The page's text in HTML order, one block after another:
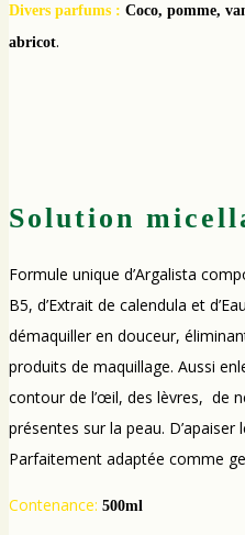
Divers parfums : Coco, pomme,
abricot.
Solution
Formule unique d’Argalista
B5, d’Extrait de calendula et
démaquiller en douceur,
produits de maquillage. Aussi
contour de l’œil, des lèvres, de
présentes sur la peau.
Parfaitement adaptée comme
Contenance: 500ml